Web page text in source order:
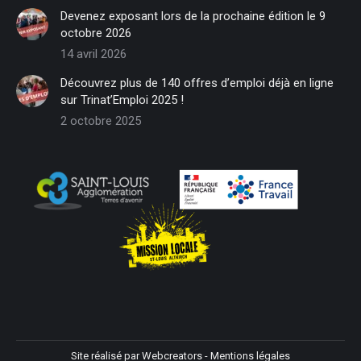
in
new
window
new
window
in
new
window
in
new
window
in
new
window
in
Devenez exposant lors de la prochaine édition le 9
octobre 2026
14 avril 2026
Découvrez plus de 140 offres d’emploi déjà en ligne
sur Trinat’Emploi 2025 !
2 octobre 2025
Site réalisé parWebcreators - Mentions légales